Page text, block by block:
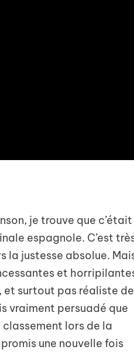
je trouve que c’était
espagnole. C’est
la justesse absolue.
et
et surtout pas réaliste de
vraiment persuadé que
lors de la
une nouvelle fois